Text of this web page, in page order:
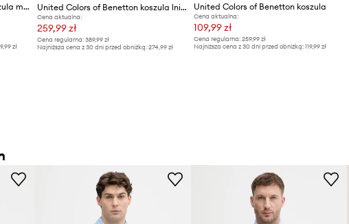
United Colors of Benetton koszula męska bawełniana
zł
United Colors of Benetton koszula lniana
Cena aktualna:
259,99 zł
Cena regularna: 389,99 zł
Najniższa cena z 30 dni przed obniżką: 274,99 zł
United Colors of Benetton koszula
Cena aktualna:
109,99 zł
Cena regularna: 259,99 zł
Najniższa cena z 30 dni przed obniżką: 119,99 zł